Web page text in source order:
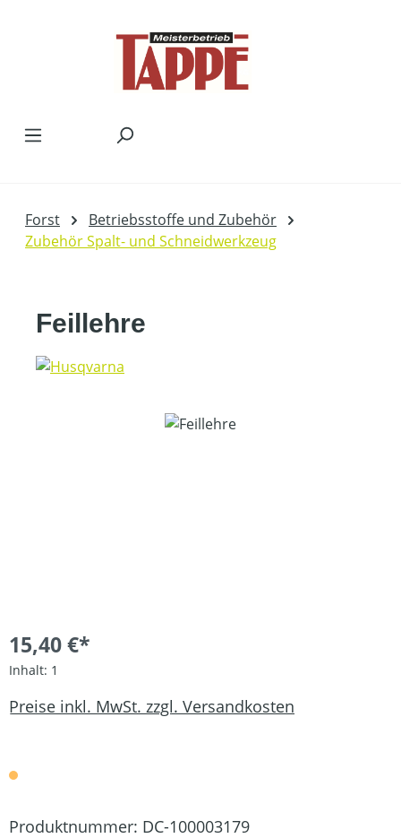
Forst
Betriebsstoffe und Zubehör
Zubehör Spalt- und Schneidwerkzeug
Feillehre
Bildergalerie überspringen
15,40 €*
Inhalt: 1
Preise inkl. MwSt. zzgl. Versandkosten
Produktnummer: DC-100003179